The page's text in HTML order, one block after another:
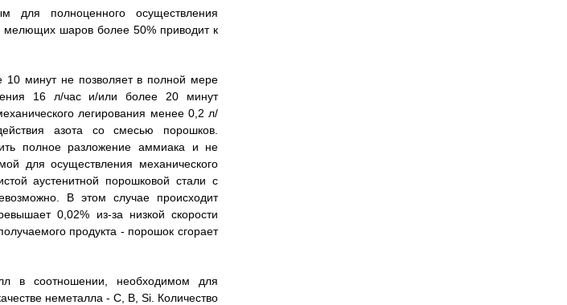
полноценного осуществления
мелющих шаров более 50% приводит к
10 минут не позволяет в полной мере
16 л/час и/или более 20 минут
легирования менее 0,2 л/
азота со смесью порошков.
полное разложение аммиака и не
для осуществления механического
аустенитной порошковой стали с
В этом случае происходит
0,02% из-за низкой скорости
продукта - порошок сгорает
в соотношении, необходимом для
неметалла - C, В, Si. Количество